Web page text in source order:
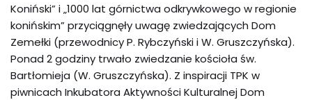
Koniński” i „1000 lat górnictwa odkrywkowego w regionie
konińskim” przyciągnęły uwagę zwiedzających Dom
Zemełki (przewodnicy P. Rybczyński i W. Gruszczyńska).
Ponad 2 godziny trwało zwiedzanie kościoła św.
Bartłomieja (W. Gruszczyńska). Z inspiracji TPK w
piwnicach Inkubatora Aktywności Kulturalnej Dom